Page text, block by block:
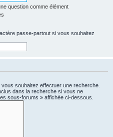
question comme élément
passe-partout si vous souhaitez
souhaitez effectuer une recherche.
dans la recherche si vous ne
sous-forums » affichée ci-dessous.